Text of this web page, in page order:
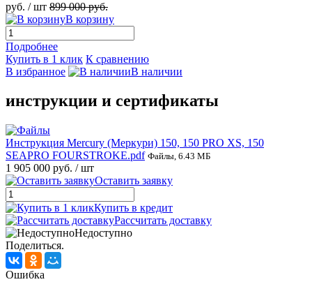
руб. / шт 899 000 руб.
В корзину
Подробнее
Купить в 1 клик К сравнению
В избранное
В наличии
инструкции и сертификаты
Инструкция Mercury (Меркури) 150, 150 PRO XS, 150
SEAPRO FOURSTROKE.pdf Файлы, 6.43 МБ
1 905 000 руб. / шт
Оставить заявку
Купить в кредит
Рассчитать доставку
Недоступно
Поделиться.
Ошибка